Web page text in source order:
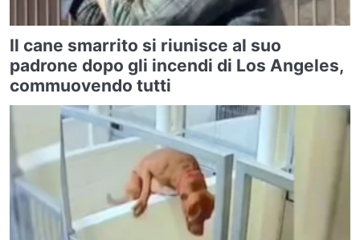
Il cane smarrito si riunisce al suo
padrone dopo gli incendi di Los Angeles,
commuovendo tutti